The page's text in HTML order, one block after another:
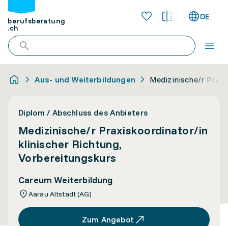
berufsberatung
.ch
DE
Aus- und Weiterbildungen Medizinische/r
Diplom / Abschluss des Anbieters
Medizinische/r Praxiskoordinator/in
klinischer Richtung,
Vorbereitungskurs
Careum Weiterbildung
Aarau Altstadt (AG)
Zum Angebot